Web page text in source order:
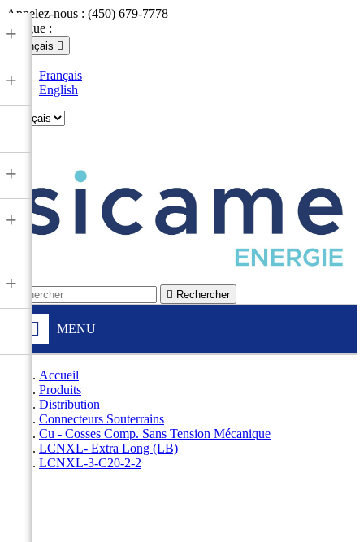
Appelez-nous : (450) 679-7778
Langue :
Français 
Français
English
 Rechercher
MENU
+
+
+
+
+
Accueil
Produits
Distribution
Connecteurs Souterrains
Cu - Cosses Comp. Sans Tension Mécanique
LCNXL- Extra Long (LB)
LCNXL-3-C20-2-2